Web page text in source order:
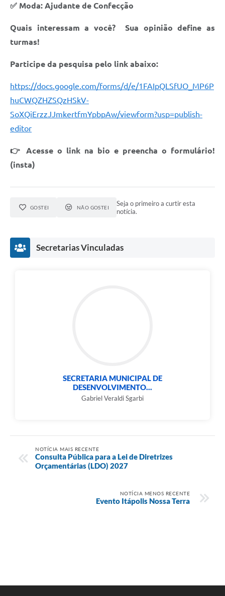
Links
Telefones Úteis
Enquete
Jornal
✅ Moda: Ajudante de Confecção
Quais interessam a você? Sua opinião define as
turmas!
Participe da pesquisa pelo link abaixo:
https://docs.google.com/forms/d/e/1FAIpQLSfUO_MP6P
huCWQZHZSQzHSkV-
SoXQiErzzJJmkertfmYpbpAw/viewform?usp=publish-
editor
👉 Acesse o link na bio e preencha o formulário!
(insta)
GOSTEI NÃO GOSTEI
Seja o primeiro a curtir esta
notícia.
Secretarias Vinculadas
SECRETARIA MUNICIPAL DE
DESENVOLVIMENTO...
Gabriel Veraldi Sgarbi
NOTÍCIA MAIS RECENTE
Consulta Pública para a Lei de Diretrizes
Orçamentárias (LDO) 2027
NOTÍCIA MENOS RECENTE
Evento Itápolis Nossa Terra